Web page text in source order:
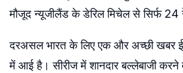
मौजूद न्यूजीलैंड के डेरिल मिचेल से सिर्फ 24
दरअसल भारत के लिए एक और अच्छी खबर
में आई है। सीरीज में शानदार बल्लेबाजी करने